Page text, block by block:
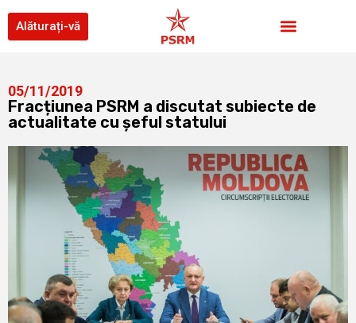
Alăturați-vă
05/11/2019
Fracțiunea PSRM a discutat subiecte de
actualitate cu șeful statului